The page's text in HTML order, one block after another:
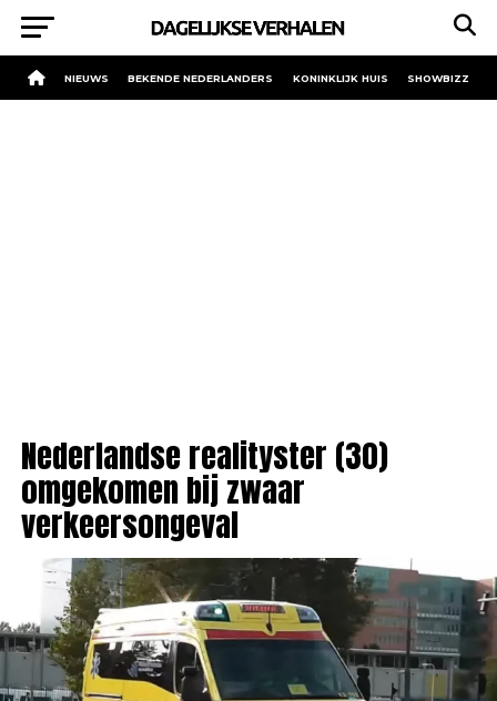
NIEUWS BEKENDE NEDERLANDERS KONINKLIJK HUIS SHOWBIZZ
Nederlandse realityster (30)
omgekomen bij zwaar
verkeersongeval